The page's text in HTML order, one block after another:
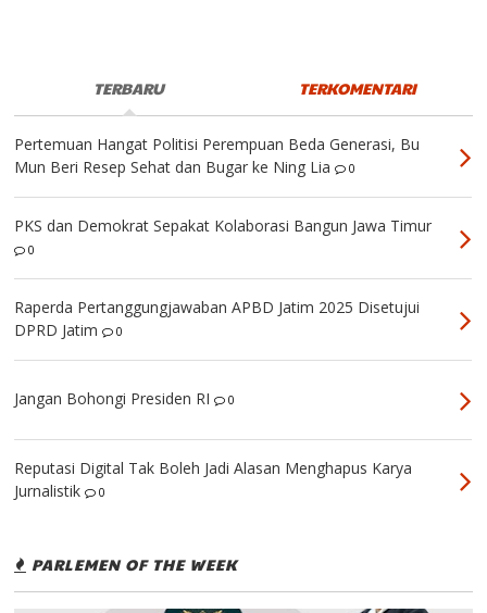
TERBARU TERKOMENTARI
Pertemuan Hangat Politisi Perempuan Beda Generasi, Bu
Mun Beri Resep Sehat dan Bugar ke Ning Lia
0
PKS dan Demokrat Sepakat Kolaborasi Bangun Jawa Timur
0
Raperda Pertanggungjawaban APBD Jatim 2025 Disetujui
DPRD Jatim
0
Jangan Bohongi Presiden RI 0
Reputasi Digital Tak Boleh Jadi Alasan Menghapus Karya
Jurnalistik
0
PARLEMEN OF THE WEEK